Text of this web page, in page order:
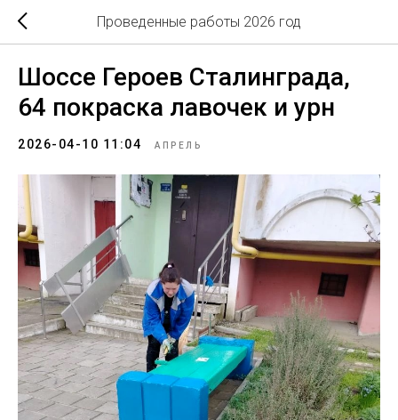
Проведенные работы 2026 год
Шоссе Героев Сталинграда,
64 покраска лавочек и урн
2026-04-10 11:04 АПРЕЛЬ